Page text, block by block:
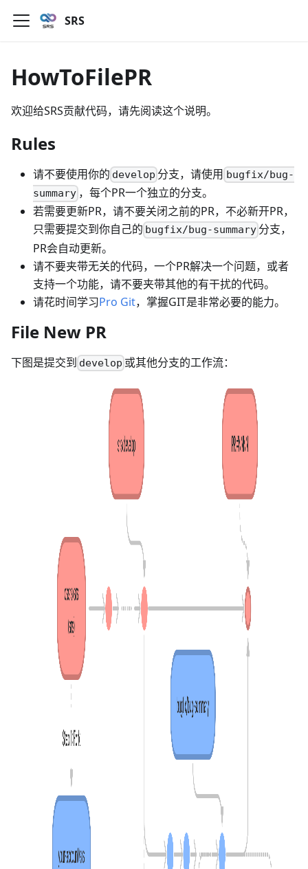
SRS
HowToFilePR
欢迎给SRS贡献代码，请先阅读这个说明。
Rules
请不要使用你的 develop 分支，请使用 bugfix/bug-
summary ，每个PR一个独立的分支。
若需要更新PR，请不要关闭之前的PR，不必新开PR，
只需要提交到你自己的 bugfix/bug-summary 分支，
PR会自动更新。
请不要夹带无关的代码，一个PR解决一个问题，或者
支持一个功能，请不要夹带其他的有干扰的代码。
请花时间学习Pro Git，掌握GIT是非常必要的能力。
File New PR
下图是提交到 develop 或其他分支的工作流：